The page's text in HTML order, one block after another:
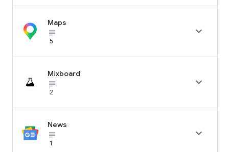
Maps
subject_black
5

Mixboard
subject_black
2

News
subject_black
1
